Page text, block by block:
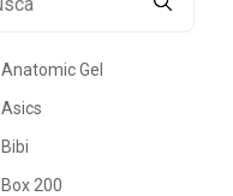
39
Anatomic Gel
Asics
Bibi
Box 200